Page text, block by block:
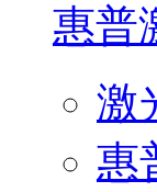
惠普
激
惠